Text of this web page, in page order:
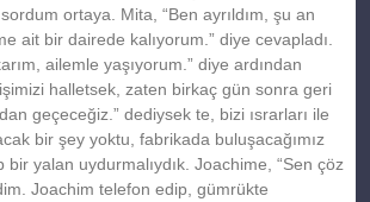
ortaya. Mita, “Ben ayrıldım, şu an
ait bir dairede kalıyorum.” diye cevapladı.
ailemle yaşıyorum.” diye ardından
halletsek, zaten birkaç gün sonra geri
geçeceğiz.” dediysek te, bizi ısrarları ile
bir şey yoktu, fabrikada buluşacağımız
bir yalan uydurmalıydık. Joachime, “Sen çöz
Joachim telefon edip, gümrükte